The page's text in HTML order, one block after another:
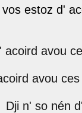
estoz d'
acoird avou
avou
Dji n' so nén